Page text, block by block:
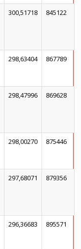
300,51718 845122
298,63404 867789
298,47996 869628
298,00270 875446
297,68071 879356
296,36683 895571